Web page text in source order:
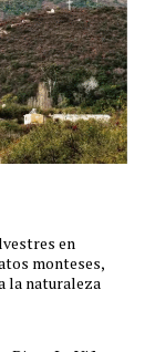
en
monteses,
la naturaleza